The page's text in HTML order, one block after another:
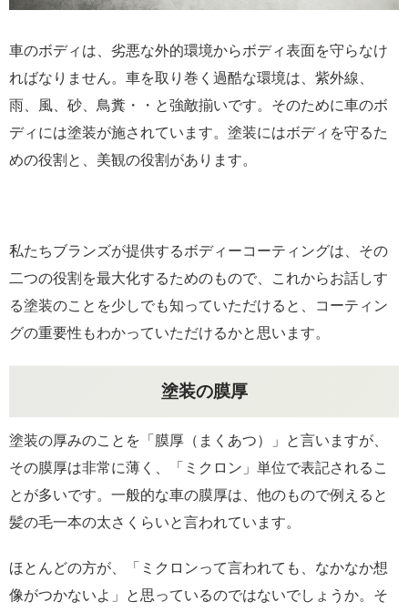
車のボディは、劣悪な外的環境からボディ表面を守らなけ
ればなりません。車を取り巻く過酷な環境は、紫外線、
雨、風、砂、鳥糞・・と強敵揃いです。そのために車のボ
ディには塗装が施されています。塗装にはボディを守るた
めの役割と、美観の役割があります。
私たちブランズが提供するボディーコーティングは、その
二つの役割を最大化するためのもので、これからお話しす
る塗装のことを少しでも知っていただけると、コーティン
グの重要性もわかっていただけるかと思います。
塗装の膜厚
塗装の厚みのことを「膜厚（まくあつ）」と言いますが、
その膜厚は非常に薄く、「ミクロン」単位で表記されるこ
とが多いです。一般的な車の膜厚は、他のもので例えると
髪の毛一本の太さくらいと言われています。
ほとんどの方が、「ミクロンって言われても、なかなか想
像がつかないよ」と思っているのではないでしょうか。そ